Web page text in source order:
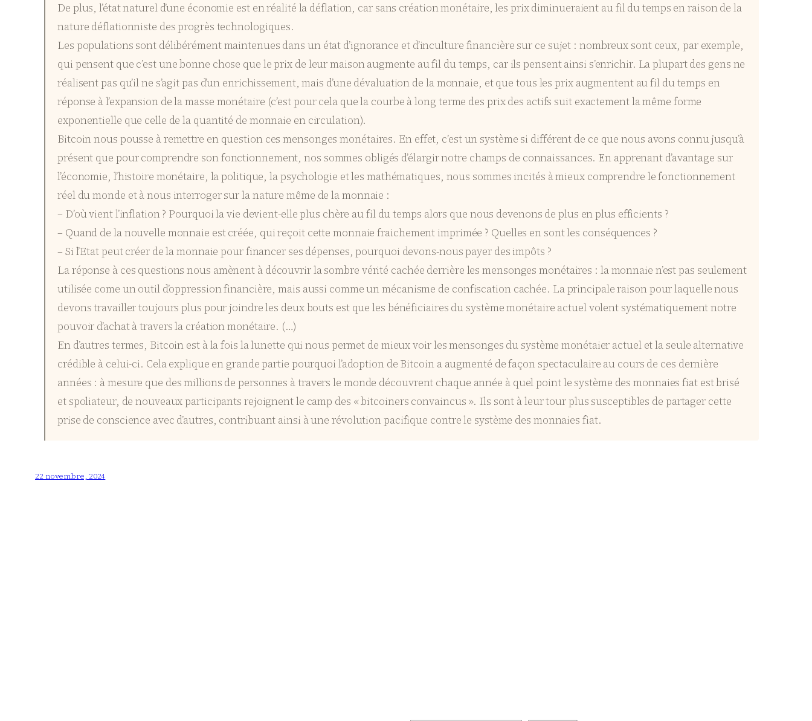
De plus, l’état naturel d’une économie est en réalité la déflation, car sans création monétaire, les prix diminueraient au fil du temps en raison de la
nature déflationniste des progrès technologiques.
Les populations sont délibérément maintenues dans un état d’ignorance et d’inculture financière sur ce sujet : nombreux sont ceux, par exemple,
qui pensent que c’est une bonne chose que le prix de leur maison augmente au fil du temps, car ils pensent ainsi s’enrichir. La plupart des gens ne
réalisent pas qu’il ne s’agit pas d’un enrichissement, mais d’une dévaluation de la monnaie, et que tous les prix augmentent au fil du temps en
réponse à l’expansion de la masse monétaire (c’est pour cela que la courbe à long terme des prix des actifs suit exactement la même forme
exponentielle que celle de la quantité de monnaie en circulation).
Bitcoin nous pousse à remettre en question ces mensonges monétaires. En effet, c’est un système si différent de ce que nous avons connu jusqu’à
présent que pour comprendre son fonctionnement, nos sommes obligés d’élargir notre champs de connaissances. En apprenant d’avantage sur
l’économie, l’histoire monétaire, la politique, la psychologie et les mathématiques, nous sommes incités à mieux comprendre le fonctionnement
réel du monde et à nous interroger sur la nature même de la monnaie :
– D’où vient l’inflation ? Pourquoi la vie devient-elle plus chère au fil du temps alors que nous devenons de plus en plus efficients ?
– Quand de la nouvelle monnaie est créée, qui reçoit cette monnaie fraichement imprimée ? Quelles en sont les conséquences ?
– Si l’Etat peut créer de la monnaie pour financer ses dépenses, pourquoi devons-nous payer des impôts ?
La réponse à ces questions nous amènent à découvrir la sombre vérité cachée derrière les mensonges monétaires : la monnaie n’est pas seulement
utilisée come un outil d’oppression financière, mais aussi comme un mécanisme de confiscation cachée. La principale raison pour laquelle nous
devons travailler toujours plus pour joindre les deux bouts est que les bénéficiaires du système monétaire actuel volent systématiquement notre
pouvoir d’achat à travers la création monétaire. (…)
En d’autres termes, Bitcoin est à la fois la lunette qui nous permet de mieux voir les mensonges du système monétaier actuel et la seule alternative
crédible à celui-ci. Cela explique en grande partie pourquoi l’adoption de Bitcoin a augmenté de façon spectaculaire au cours de ces dernière
années : à mesure que des millions de personnes à travers le monde découvrent chaque année à quel point le système des monnaies fiat est brisé
et spoliateur, de nouveaux participants rejoignent le camp des « bitcoiners convaincus ». Ils sont à leur tour plus susceptibles de partager cette
prise de conscience avec d’autres, contribuant ainsi à une révolution pacifique contre le système des monnaies fiat.
22 novembre, 2024